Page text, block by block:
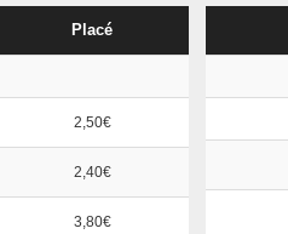
Placé
2,50€
2,40€
3,80€